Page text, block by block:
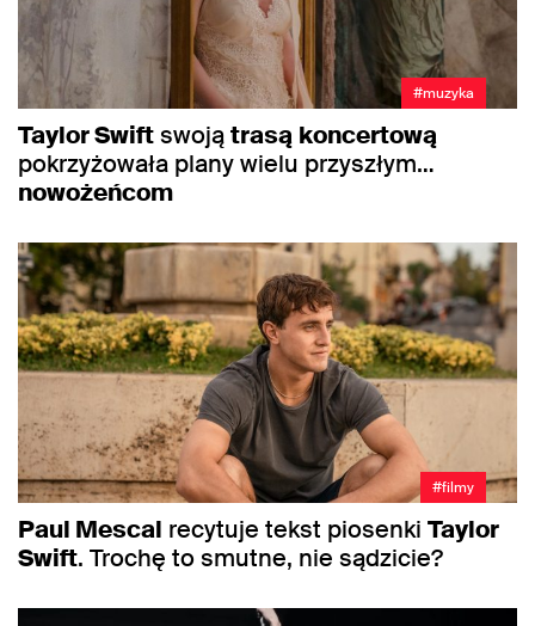
#muzyka
Taylor Swiftswojątrasą koncertową
pokrzyżowała plany wielu przyszłym…
nowożeńcom
#filmy
Paul Mescal recytuje tekst piosenki Taylor
Swift. Trochę to smutne, nie sądzicie?